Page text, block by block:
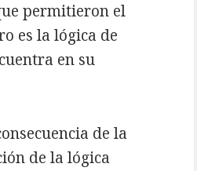
permitieron el
es la lógica de
en su
de la
de la lógica